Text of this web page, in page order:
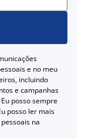
e no meu
incluindo
e campanhas
Eu posso sempre
posso ler mais
na